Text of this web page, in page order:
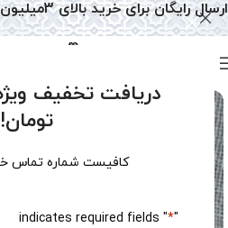
تومان!
کافیست شماره تماس
"
*
" indicates required fields
ارسال رایگان برای خرید بالای 3میلیون تومان